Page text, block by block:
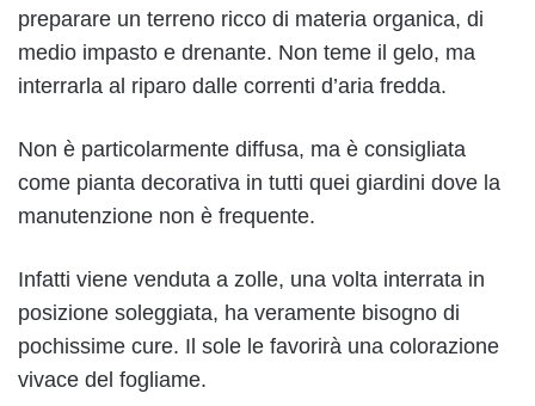
preparare un terreno ricco di materia organica, di
medio impasto e drenante. Non teme il gelo, ma
interrarla al riparo dalle correnti d’aria fredda.
Non è particolarmente diffusa, ma è consigliata
come pianta decorativa in tutti quei giardini dove la
manutenzione non è frequente.
Infatti viene venduta a zolle, una volta interrata in
posizione soleggiata, ha veramente bisogno di
pochissime cure. Il sole le favorirà una colorazione
vivace del fogliame.